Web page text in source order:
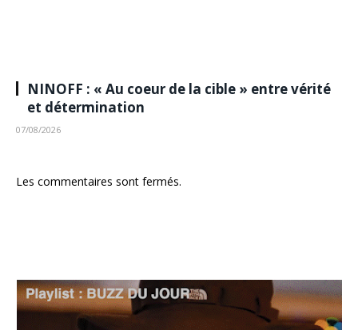
NINOFF : « Au coeur de la cible » entre vérité
et détermination
07/08/2026
Les commentaires sont fermés.